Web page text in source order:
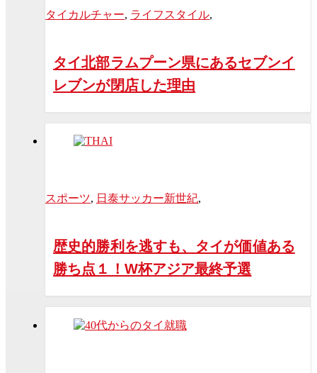
タイカルチャー, ライフスタイル,
タイ北部ラムプーン県にあるセブンイ
レブンが閉店した理由
スポーツ, 日泰サッカー新世紀,
歴史的勝利を逃すも、タイが価値ある
勝ち点１！W杯アジア最終予選